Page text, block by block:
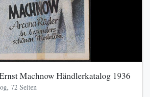
Machnow Händlerkatalog 1936
72 Seiten